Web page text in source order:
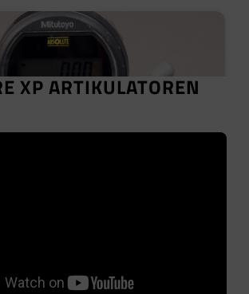
XP ARTIKULATOREN